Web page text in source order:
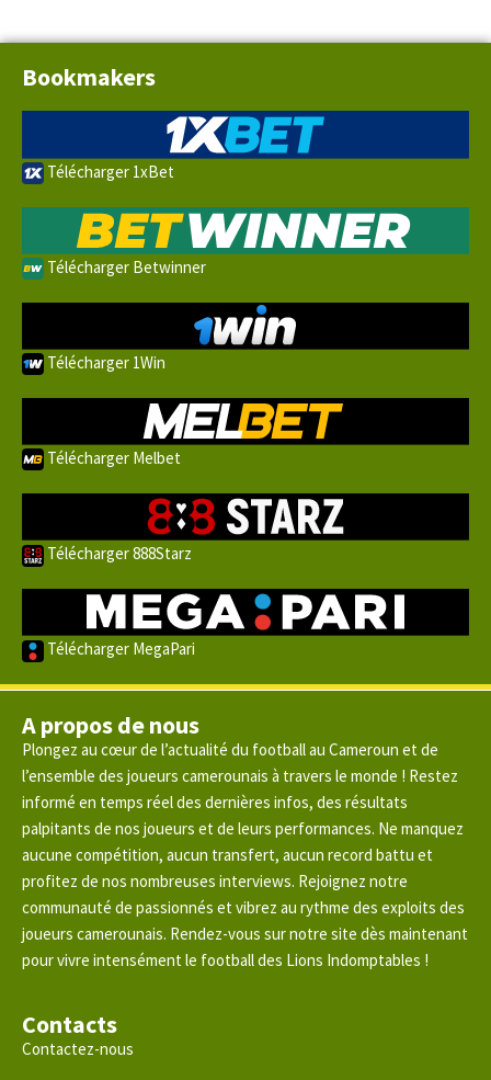
Bookmakers
Télécharger 1xBet
Télécharger Betwinner
Télécharger 1Win
Télécharger Melbet
Télécharger 888Starz
Télécharger MegaPari
A propos de nous
Plongez au cœur de l’actualité du football au Cameroun et de
l’ensemble des joueurs camerounais à travers le monde ! Restez
informé en temps réel des dernières infos, des résultats
palpitants de nos joueurs et de leurs performances. Ne manquez
aucune compétition, aucun transfert, aucun record battu et
profitez de nos nombreuses interviews. Rejoignez notre
communauté de passionnés et vibrez au rythme des exploits des
joueurs camerounais. Rendez-vous sur notre site dès maintenant
pour vivre intensément le football des Lions Indomptables !
Contacts
Contactez-nous